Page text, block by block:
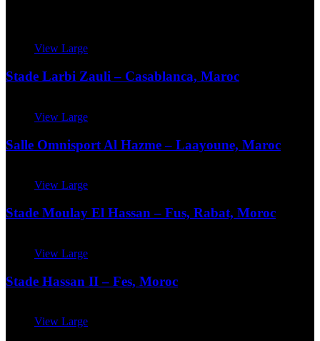
View Large
Stade Larbi Zauli – Casablanca, Maroc
View Large
Salle Omnisport Al Hazme – Laayoune, Maroc
View Large
Stade Moulay El Hassan – Fus, Rabat, Moroc
View Large
Stade Hassan II – Fes, Moroc
View Large